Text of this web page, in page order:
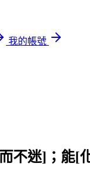
我的帳號
不迷]；能[